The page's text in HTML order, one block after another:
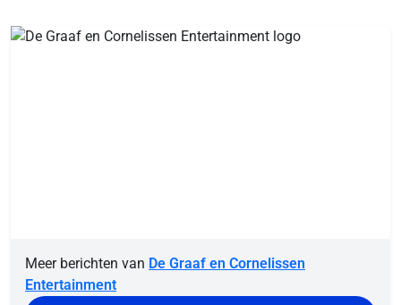
Meer berichten van De Graaf en Cornelissen
Entertainment